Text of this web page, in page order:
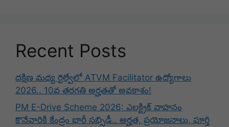
Recent Posts
దక్షిణ మధ్య రైల్వేలో ATVM Facilitator ఉద్యోగాలు
2026.. 10వ తరగతి అర్హతతో అవకాశం!
PM E-Drive Scheme 2026: ఎలక్ట్రిక్ వాహనం
కొనేవారికి కేంద్రం భారీ సబ్సిడీ.. అర్హత, ప్రయోజనాలు, పూర్తి